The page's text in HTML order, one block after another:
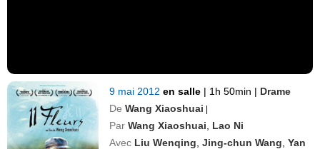
9 mai 2012en salle | 1h 50min | Drame
De Wang Xiaoshuai |
Par Wang Xiaoshuai
Lao Ni
Avec Liu Wenqing ,Jing-chun Wang ,Yan